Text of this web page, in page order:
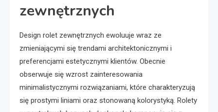
zewnętrznych
Design rolet zewnętrznych ewoluuje wraz ze
zmieniającymi się trendami architektonicznymi i
preferencjami estetycznymi klientów. Obecnie
obserwuje się wzrost zainteresowania
minimalistycznymi rozwiązaniami, które charakteryzują
się prostymi liniami oraz stonowaną kolorystyką. Rolety